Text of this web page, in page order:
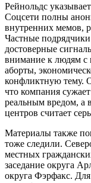
Рейнольдс
Соцсети полны
внутренних мемов,
Частные
достоверные
внимание к людям с
аборты,
конфликтную тему.
что компания
реальным вредом, а
центров считает
Материалы также
тоже следили.
местных
заседание округа
округа Фэрфакс.